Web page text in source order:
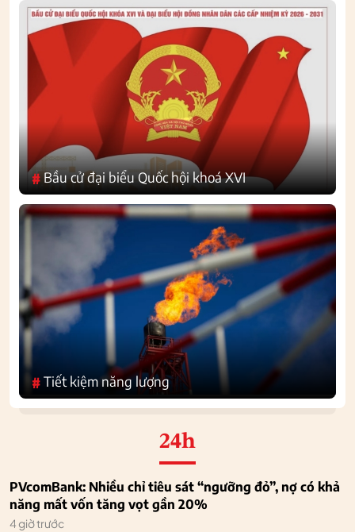
#Bầu cử đại biểu Quốc hội khoá XVI
#Tiết kiệm năng lượng
24h
PVcomBank: Nhiều chỉ tiêu sát “ngưỡng đỏ”, nợ có khả
năng mất vốn tăng vọt gần 20%
4 giờ trước